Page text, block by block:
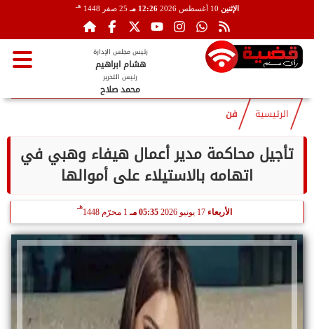
الإثنين 12:26 مـ 25 صفر 1448 هـ
رئيس مجلس الإدارة
هشام ابراهيم
رئيس التحرير
محمد صلاح
الرئيسية فن
تأجيل محاكمة مدير أعمال هيفاء وهبي في
اتهامه بالاستيلاء على أموالها
الأربعاء 17 يونيو 2026 05:35 مـ 1 محرّم 1448
هـ